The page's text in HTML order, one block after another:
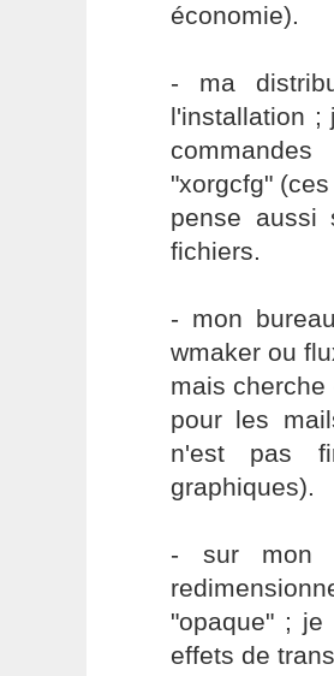
économie).
- ma
l'installation ;
"xorgcfg"
pense aussi
fichiers.
- mon
wmaker ou
mais
pour les
n'est pas
graphiques).
- sur mon
"opaque" ;
effets de